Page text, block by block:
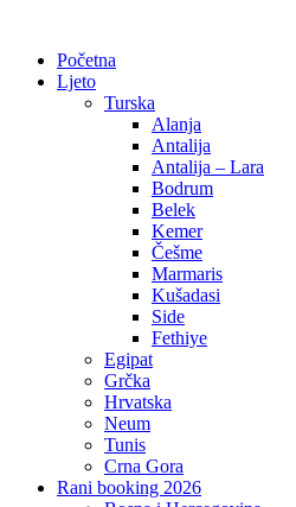
Početna
Ljeto
Turska
Alanja
Antalija
Antalija – Lara
Bodrum
Belek
Kemer
Češme
Marmaris
Kušadasi
Side
Fethiye
Egipat
Grčka
Hrvatska
Neum
Tunis
Crna Gora
Rani booking 2026